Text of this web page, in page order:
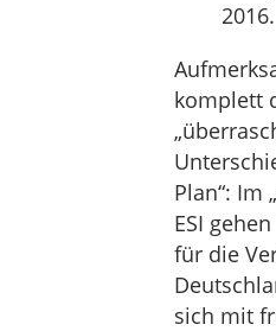
2016.
komplett
Plan“: Im
ESI
für die
sich mit